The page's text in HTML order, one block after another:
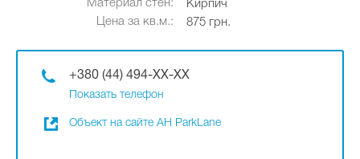
Материал стен:
Кирпич
Цена за кв.м.:
875 грн.
+380 (44) 494-XX-XX
Показать телефон
Объект на сайте АН ParkLane